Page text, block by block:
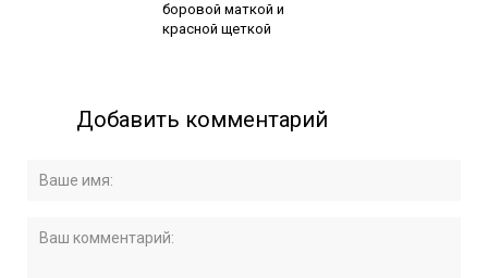
боровой маткой и
красной щеткой
Добавить комментарий